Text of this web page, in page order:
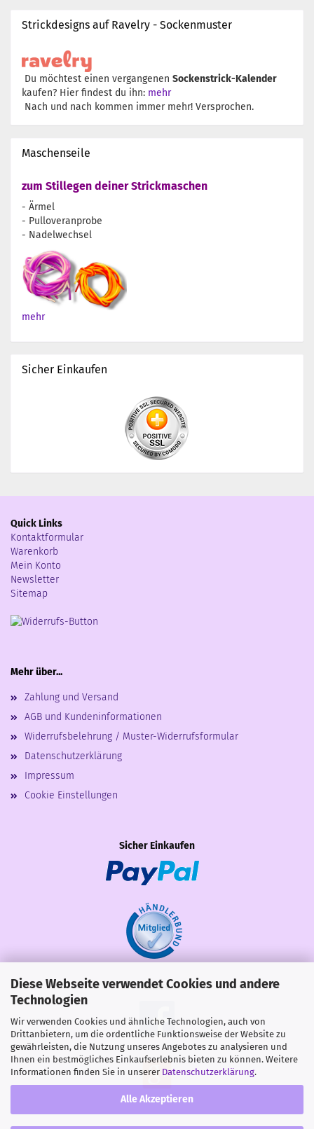
Diese Webseite verwendet Cookies und andere
Technologien
Wir verwenden Cookies und ähnliche Technologien, auch von
Drittanbietern, um die ordentliche Funktionsweise der Website zu
gewährleisten, die Nutzung unseres Angebotes zu analysieren und
Ihnen ein bestmögliches Einkaufserlebnis bieten zu können. Weitere
Informationen finden Sie in unserer Datenschutzerklärung.
Alle Akzeptieren
Strickdesigns auf Ravelry - Sockenmuster
Du möchtest einen vergangenen Sockenstrick-Kalender
kaufen? Hier findest du ihn: mehr
Nach und nach kommen immer mehr! Versprochen.
Maschenseile
zum Stillegen deiner Strickmaschen
- Ärmel
- Pulloveranprobe
- Nadelwechsel
mehr
Sicher Einkaufen
Quick Links
Kontaktformular
Warenkorb
Mein Konto
Newsletter
Sitemap
Mehr über...
Zahlung und Versand
AGB und Kundeninformationen
Widerrufsbelehrung / Muster-Widerrufsformular
Datenschutzerklärung
Impressum
Cookie Einstellungen
Sicher Einkaufen
Share